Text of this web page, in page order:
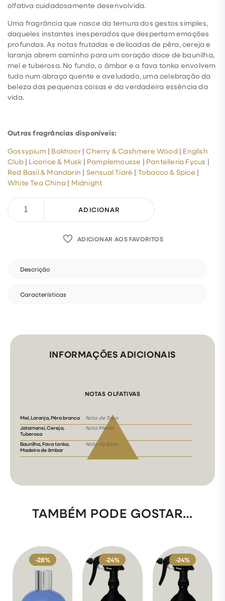
olfativa cuidadosamente desenvolvida.
Uma fragrância que nasce da ternura dos gestos simples,
daqueles instantes inesperados que despertam emoções
profundas. As notas frutadas e delicadas de pêra, cereja e
laranja abrem caminho para um coração doce de baunilha,
mel e tuberosa. No fundo, o âmbar e a fava tonka envolvem
tudo num abraço quente e aveludado, uma celebração da
beleza das pequenas coisas e da verdadeira essência da
vida.
Outras fragrâncias disponíveis:
Gossypium| Bakhoor|Cherry & Cashmere Wood | English
Club| Licorice & Musk | Pamplemousse | Pantelleria Fycus |
Red Basil & Mandarin | Sensual Tiarè | Tobacco & Spice |
White Tea China | Midnight
ADICIONAR
ADICIONAR AOS FAVORITOS
Descrição
Características
INFORMAÇÕES ADICIONAIS
NOTAS OLFATIVAS
Mel, Laranja, Pêra branca
Nota de Topo
Jatamansi, Cereja,
Tuberosa
Nota Média
Baunilha, Fava tonka,
Madeira de âmbar
Nota de Base
TAMBÉM PODE GOSTAR…
-28% -24% -24%